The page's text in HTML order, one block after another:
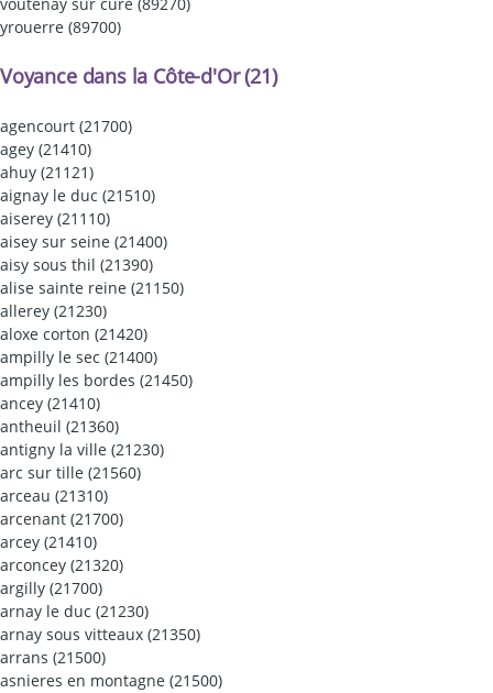
yrouerre (89700)
Voyance dans la Côte-d'Or (21)
agencourt (21700)
agey (21410)
ahuy (21121)
aignay le duc (21510)
aiserey (21110)
aisey sur seine (21400)
aisy sous thil (21390)
alise sainte reine (21150)
allerey (21230)
aloxe corton (21420)
ampilly le sec (21400)
ampilly les bordes (21450)
ancey (21410)
antheuil (21360)
antigny la ville (21230)
arc sur tille (21560)
arceau (21310)
arcenant (21700)
arcey (21410)
arconcey (21320)
argilly (21700)
arnay le duc (21230)
arnay sous vitteaux (21350)
arrans (21500)
asnieres en montagne (21500)